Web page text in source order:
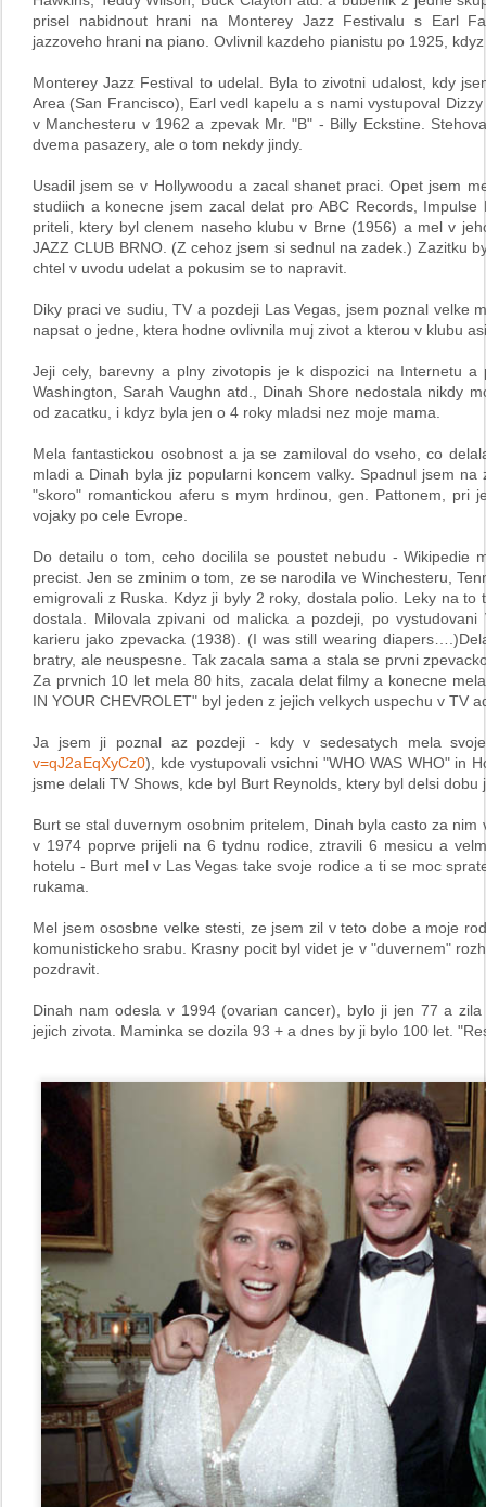
prisel nabidnout hrani na Monterey Jazz Festivalu s Earl
jazzoveho hrani na piano. Ovlivnil kazdeho pianistu po 1925,
Monterey Jazz Festival to udelal. Byla to zivotni udalost, kdy
Area (San Francisco), Earl vedl kapelu a s nami vystupoval
v Manchesteru v 1962 a zpevak Mr. "B" - Billy Eckstine.
dvema pasazery, ale o tom nekdy jindy.
Usadil jsem se v Hollywoodu a zacal shanet praci. Opet jsem
studiich a konecne jsem zacal delat pro ABC Records,
priteli, ktery byl clenem naseho klubu v Brne (1956) a mel v
JAZZ CLUB BRNO. (Z cehoz jsem si sednul na zadek.) Zazitku
chtel v uvodu udelat a pokusim se to napravit.
Diky praci ve sudiu, TV a pozdeji Las Vegas, jsem poznal velke
napsat o jedne, ktera hodne ovlivnila muj zivot a kterou v klubu
Jeji cely, barevny a plny zivotopis je k dispozici na Internetu
Washington, Sarah Vaughn atd., Dinah Shore nedostala nikdy
od zacatku, i kdyz byla jen o 4 roky mladsi nez moje mama.
Mela fantastickou osobnost a ja se zamiloval do vseho, co
mladi a Dinah byla jiz popularni koncem valky. Spadnul jsem
"skoro" romantickou aferu s mym hrdinou, gen. Pattonem, pri
vojaky po cele Evrope.
Do detailu o tom, ceho docilila se poustet nebudu -
precist. Jen se zminim o tom, ze se narodila ve Winchesteru,
emigrovali z Ruska. Kdyz ji byly 2 roky, dostala polio. Leky na
dostala. Milovala zpivani od malicka a pozdeji, po vystudovani
karieru jako zpevacka (1938). (I was still wearing
bratry, ale neuspesne. Tak zacala sama a stala se prvni
Za prvnich 10 let mela 80 hits, zacala delat filmy a konecne
IN YOUR CHEVROLET" byl jeden z jejich velkych uspechu v TV
Ja jsem ji poznal az pozdeji - kdy v sedesatych mela
v=qJ2aEqXyCz0), kde vystupovali vsichni "WHO WAS WHO" in
jsme delali TV Shows, kde byl Burt Reynolds, ktery byl delsi dobu
Burt se stal duvernym osobnim pritelem, Dinah byla casto za
v 1974 poprve prijeli na 6 tydnu rodice, ztravili 6 mesicu a
hotelu - Burt mel v Las Vegas take svoje rodice a ti se moc
rukama.
Mel jsem ososbne velke stesti, ze jsem zil v teto dobe a moje
komunistickeho srabu. Krasny pocit byl videt je v "duvernem"
pozdravit.
Dinah nam odesla v 1994 (ovarian cancer), bylo ji jen 77 a
jejich zivota. Maminka se dozila 93 + a dnes by ji bylo 100 let.